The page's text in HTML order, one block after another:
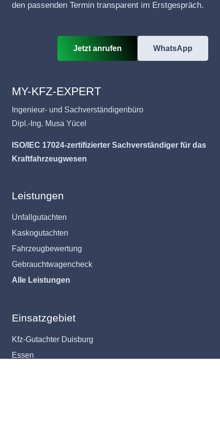
den passenden Termin transparent im Erstgespräch.
Jetzt anrufen WhatsApp
MY-KFZ-EXPERT
Ingenieur- und Sachverständigenbüro
Dipl.-Ing. Musa Yücel
ISO/IEC 17024-zertifizierter Sachverständiger für das
Kraftfahrzeugwesen
Leistungen
Unfallgutachten
Kaskogutachten
Fahrzeugbewertung
Gebrauchtwagencheck
Alle Leistungen
Einsatzgebiet
Kfz-Gutachter Duisburg
Essen